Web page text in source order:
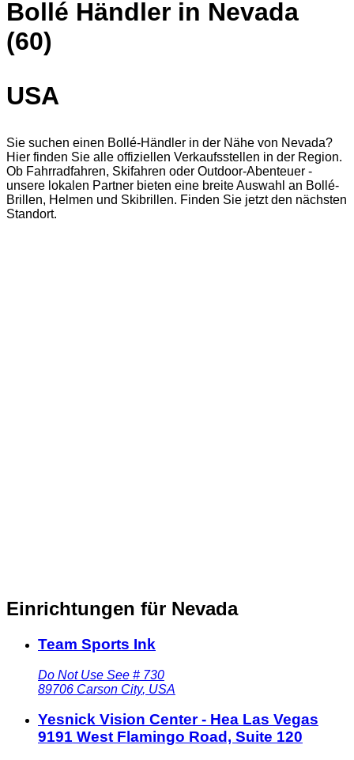
Bollé Händler in Nevada
(60)
USA
Sie suchen einen Bollé-Händler in der Nähe von Nevada?
Hier finden Sie alle offiziellen Verkaufsstellen in der Region.
Ob Fahrradfahren, Skifahren oder Outdoor-Abenteuer -
unsere lokalen Partner bieten eine breite Auswahl an Bollé-
Brillen, Helmen und Skibrillen. Finden Sie jetzt den nächsten
Standort.
Einrichtungen für Nevada
Team Sports Ink
Do Not Use See # 730
89706 Carson City, USA
Yesnick Vision Center - Hea Las Vegas
9191 West Flamingo Road, Suite 120